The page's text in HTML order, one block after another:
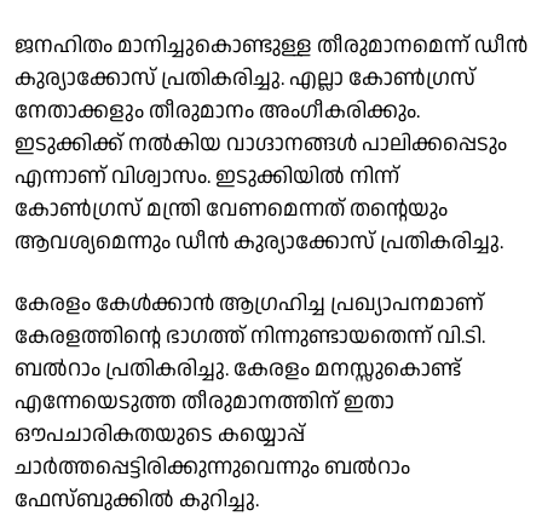
ജനഹിതം മാനിച്ചുകൊണ്ടുള്ള തീരുമാനമെന്ന് ഡീൻ
കുര്യാക്കോസ് പ്രതികരിച്ചു. എല്ലാ കോൺഗ്രസ്
നേതാക്കളും തീരുമാനം അംഗീകരിക്കും.
ഇടുക്കിക്ക് നൽകിയ വാഗ്ദാനങ്ങൾ പാലിക്കപ്പെടും
എന്നാണ് വിശ്വാസം. ഇടുക്കിയിൽ നിന്ന്
കോൺഗ്രസ് മന്ത്രി വേണമെന്നത് തൻ്റെയും
ആവശ്യമെന്നും ഡീൻ കുര്യാക്കോസ് പ്രതികരിച്ചു.
കേരളം കേൾക്കാൻ ആഗ്രഹിച്ച പ്രഖ്യാപനമാണ്
കേരളത്തിൻ്റെ ഭാഗത്ത് നിന്നുണ്ടായതെന്ന് വി.ടി.
ബൽറാം പ്രതികരിച്ചു. കേരളം മനസ്സുകൊണ്ട്
എന്നേയെടുത്ത തീരുമാനത്തിന് ഇതാ
ഔപചാരികതയുടെ കയ്യൊപ്പ്
ചാർത്തപ്പെട്ടിരിക്കുന്നുവെന്നും ബൽറാം
ഫേസ്ബുക്കിൽ കുറിച്ചു.